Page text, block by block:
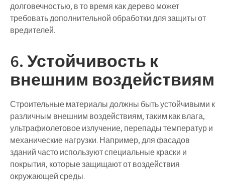
долговечностью, в то время как дерево может
требовать дополнительной обработки для защиты от
вредителей.
6. Устойчивость к
внешним воздействиям
Строительные материалы должны быть устойчивыми к
различным внешним воздействиям, таким как влага,
ультрафиолетовое излучение, перепады температур и
механические нагрузки. Например, для фасадов
зданий часто используют специальные краски и
покрытия, которые защищают от воздействия
окружающей среды.